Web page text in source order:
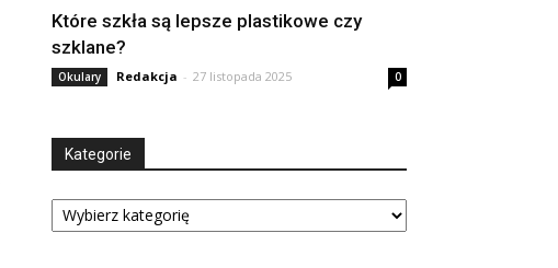
Które szkła są lepsze plastikowe czy
szklane?
Okulary Redakcja - 27 listopada 2025 0
Kategorie
Kategorie